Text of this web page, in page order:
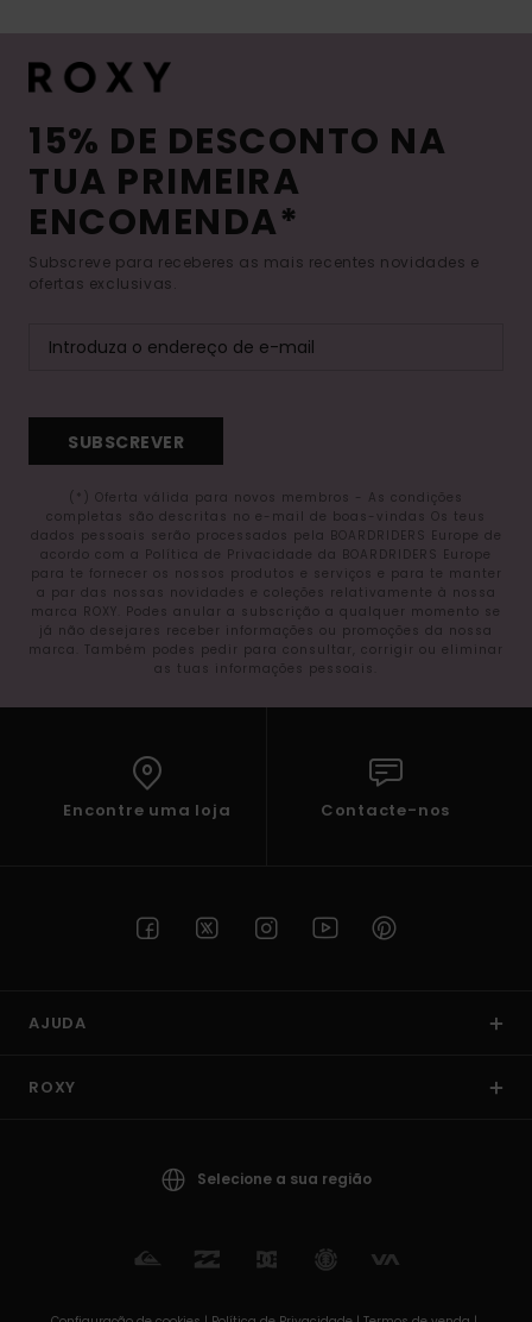
15% DE DESCONTO NA
TUA PRIMEIRA
ENCOMENDA*
Subscreve para receberes as mais recentes novidades e
ofertas exclusivas.
SUBSCREVER
(*) Oferta válida para novos membros - As condições
completas são descritas no e-mail de boas-vindas Os teus
dados pessoais serão processados pela BOARDRIDERS Europe de
acordo com a Política de Privacidade da BOARDRIDERS Europe
para te fornecer os nossos produtos e serviços e para te manter
a par das nossas novidades e coleções relativamente à nossa
marca ROXY. Podes anular a subscrição a qualquer momento se
já não desejares receber informações ou promoções da nossa
marca. Também podes pedir para consultar, corrigir ou eliminar
as tuas informações pessoais.
Encontre uma loja Contacte-nos
AJUDA
ROXY
Selecione a sua região